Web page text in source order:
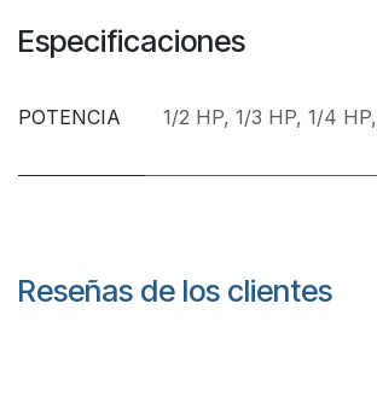
Especificaciones
POTENCIA 1/2 HP, 1/3 HP, 1/4 HP,
Reseñas de los clientes